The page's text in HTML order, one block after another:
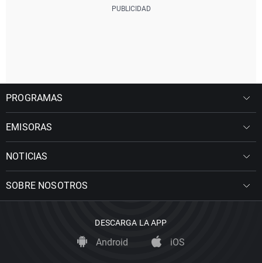
PROGRAMAS
EMISORAS
NOTICIAS
SOBRE NOSOTROS
DESCARGA LA APP
Android iOS